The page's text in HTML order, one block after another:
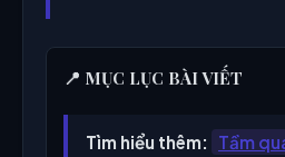
📍 MỤC LỤC BÀI VIẾT
Tìm hiểu thêm:
Tầm